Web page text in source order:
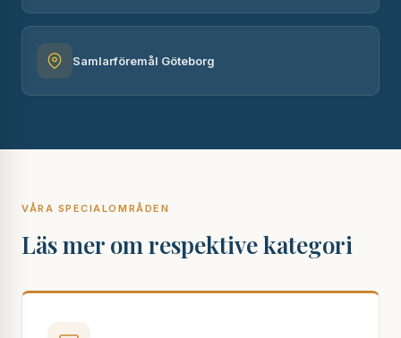
Samlarföremål Göteborg
VÅRA SPECIALOMRÅDEN
Läs mer om respektive kategori